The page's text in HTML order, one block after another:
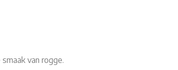
van rogge.